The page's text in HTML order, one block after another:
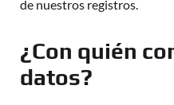
de nuestros registros.
¿Con quién
datos?